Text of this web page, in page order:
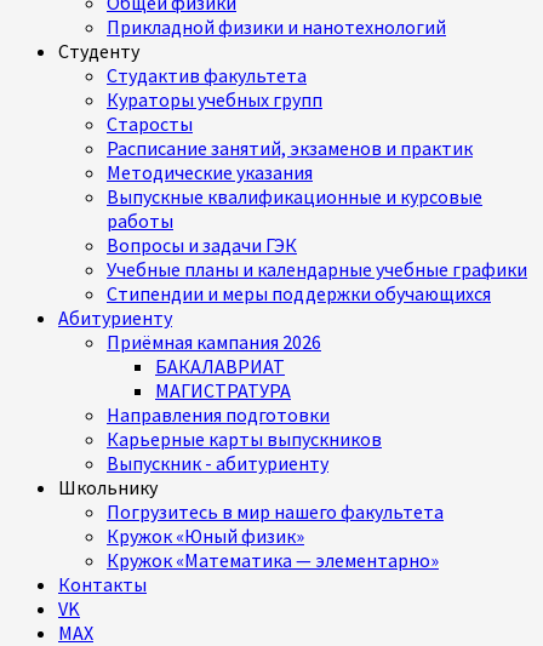
Прикладной физики и нанотехнологий
Студенту
Студактив факультета
Кураторы учебных групп
Старосты
Расписание занятий, экзаменов и практик
Методические указания
Выпускные квалификационные и курсовые
работы
Вопросы и задачи ГЭК
Учебные планы и календарные учебные графики
Стипендии и меры поддержки обучающихся
Абитуриенту
Приёмная кампания 2026
БАКАЛАВРИАТ
МАГИСТРАТУРА
Направления подготовки
Карьерные карты выпускников
Выпускник - абитуриенту
Школьнику
Погрузитесь в мир нашего факультета
Кружок «Юный физик»
Кружок «Математика — элементарно»
Контакты
VK
MAX